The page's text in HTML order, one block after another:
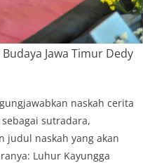
Jawa Timur Dedy
naskah cerita
sutradara,
judul naskah yang akan
Luhur Kayungga